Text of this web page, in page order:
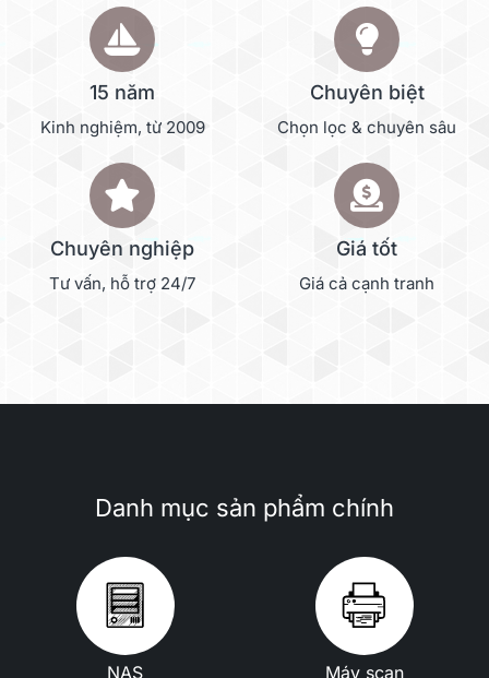
15 năm
Kinh nghiệm, từ 2009
Chuyên biệt
Chọn lọc & chuyên sâu
Chuyên nghiệp
Tư vấn, hỗ trợ 24/7
Giá tốt
Giá cả cạnh tranh
Danh mục sản phẩm chính
NAS Máy scan